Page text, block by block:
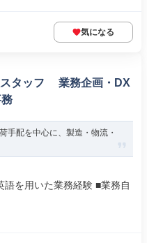
気になる
スタッフ 業務企画・DX
手配を中心に、製造・物流・
を用いた業務経験 ■業務自